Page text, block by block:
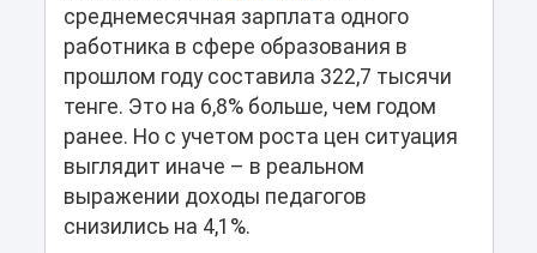
среднемесячная зарплата одного
работника в сфере образования в
прошлом году составила 322,7 тысячи
тенге. Это на 6,8% больше, чем годом
ранее. Но с учетом роста цен ситуация
выглядит иначе – в реальном
выражении доходы педагогов
снизились на 4,1%.